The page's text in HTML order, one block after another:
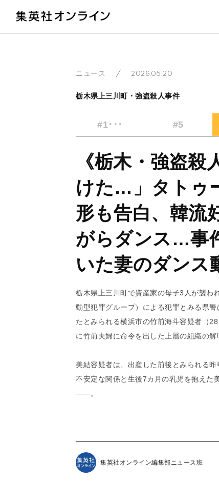
ニュース 2026.05.20
栃木県上三川町・強盗殺人事件
#1･･･ #5
《栃木・強盗
けた…」タトゥ
形も告白、韓流
がらダンス…事
いた妻のダンス
栃木県上三川町で資産家の母子3人が襲わ
動型犯罪グループ）による犯罪とみる県
たとみられる横浜市の竹前海斗容疑者（
に竹前夫婦に命令を出した上層の組織の解
美結容疑者は、出産した前後とみられる
不安定な関係と生後7カ月の乳児を抱えた
――。
集英社オンライン編集部ニュース班